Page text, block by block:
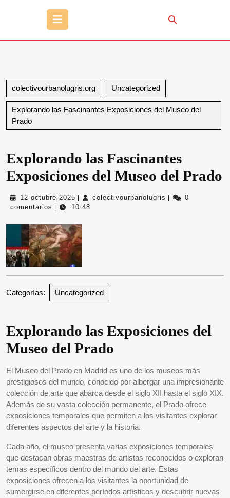
Botón
colectivourbanolugris.org Uncategorized
Explorando las Fascinantes Exposiciones del Museo del
Prado
Explorando las Fascinantes
Exposiciones del Museo del Prado
12 octubre 2025 12
octubre
colectivourbanolugris
0
comentarios
10:48
Categorías: Uncategorized
Explorando las Exposiciones del
Museo del Prado
El Museo del Prado en Madrid es uno de los museos más
prestigiosos del mundo, conocido por albergar una impresionante
colección de arte que abarca desde el siglo XII hasta el siglo XIX.
Además de su vasta colección permanente, el Prado ofrece
exposiciones temporales que permiten a los visitantes explorar
diferentes aspectos del arte y la historia.
Cada año, el museo presenta varias exposiciones temporales
que destacan obras maestras de artistas reconocidos o exploran
temas específicos dentro del mundo del arte. Estas
exposiciones ofrecen a los visitantes la oportunidad de
sumergirse en diferentes períodos artísticos y descubrir nuevas